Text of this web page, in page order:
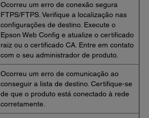
Ocorreu um erro de conexão segura
FTPS/FTPS. Verifique a localização nas
configurações de destino. Execute o
Epson Web Config e atualize o certificado
raiz ou o certificado CA. Entre em contato
com o seu administrador de produto.
Ocorreu um erro de comunicação ao
conseguir a lista de destino. Certifique-se
de que o produto está conectado à rede
corretamente.